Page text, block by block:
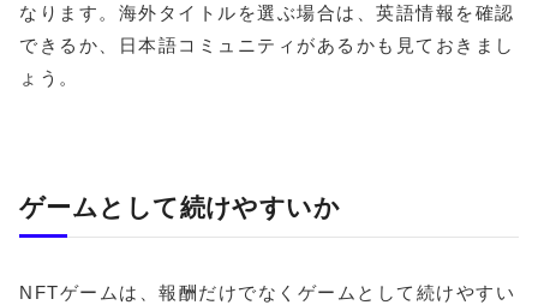
なります。海外タイトルを選ぶ場合は、英語情報を確認
できるか、日本語コミュニティがあるかも見ておきまし
ょう。
ゲームとして続けやすいか
NFTゲームは、報酬だけでなくゲームとして続けやすい